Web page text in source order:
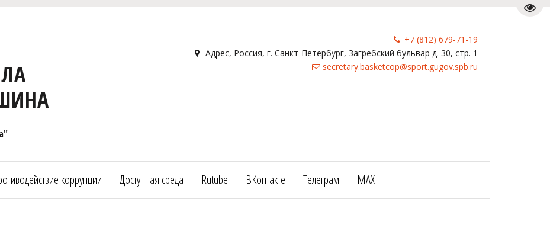
+7 (812) 679-71-19
Адрес, Россия, г. Санкт-Петербург, Загребский бульвар д. 30, стр. 1
secretary.basketcop@sport.gugov.spb.ru
коррупции Доступная среда Rutube ВКонтакте Телеграм МАХ